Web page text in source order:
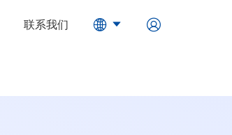
联系我们